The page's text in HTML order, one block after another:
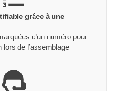
grâce à une
d’un numéro pour
lors de l’assemblage